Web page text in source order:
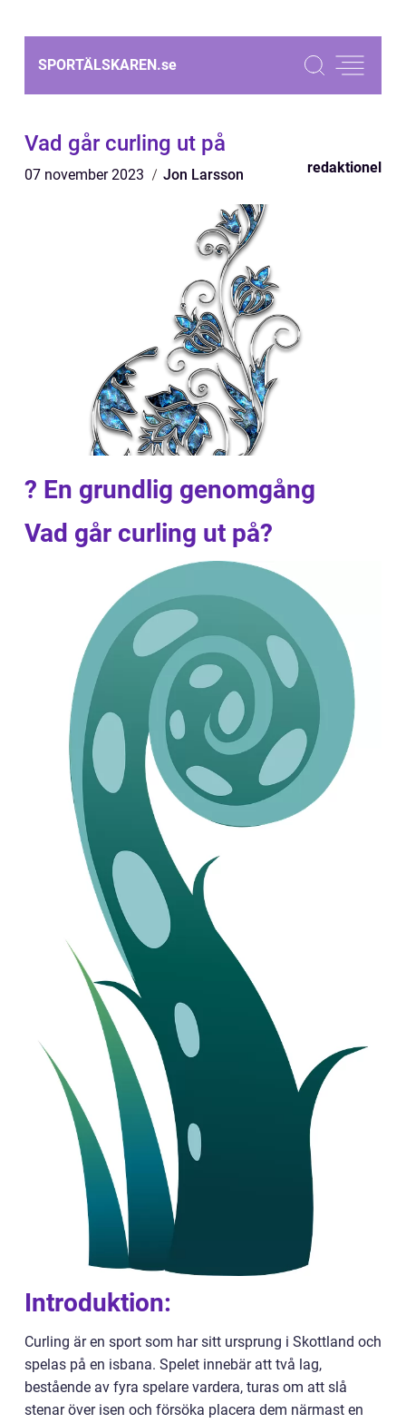
SPORTÄLSKAREN.se
Vad går curling ut på
07 november 2023 Jon Larsson redaktionel
? En grundlig genomgång
Vad går curling ut på?
Introduktion:
Curling är en sport som har sitt ursprung i Skottland och
spelas på en isbana. Spelet innebär att två lag,
bestående av fyra spelare vardera, turas om att slå
stenar över isen och försöka placera dem närmast en